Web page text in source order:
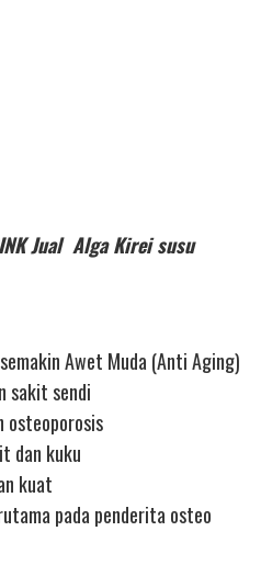
Jual Alga Kirei susu
Awet Muda (Anti Aging)
sakit sendi
osteoporosis
dan kuku
kuat
pada penderita osteo